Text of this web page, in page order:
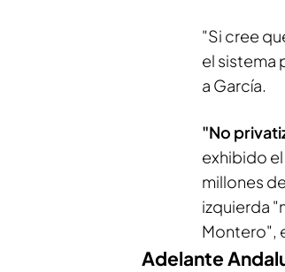
"Si cree
el sistema
a García.
"No
exhibido
millones
izquierda
Montero",
Adelante